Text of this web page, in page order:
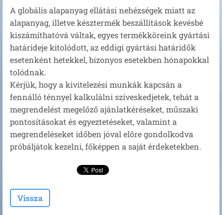
A globális alapanyag ellátási nehézségek miatt az
alapanyag, illetve késztermék beszállítások kevésbé
kiszámíthatóvá váltak, egyes termékköreink gyártási
határideje kitolódott, az eddigi gyártási határidők
esetenként hetekkel, bizonyos esetekben hónapokkal
tolódnak.
Kérjük, hogy a kivitelezési munkák kapcsán a
fennálló ténnyel kalkulálni szíveskedjetek, tehát a
megrendelést megelőző ajánlatkéréseket, műszaki
pontosításokat és egyeztetéseket, valamint a
megrendeléseket időben jóval előre gondolkodva
próbáljátok kezelni, főképpen a saját érdeketekben.
Vissza